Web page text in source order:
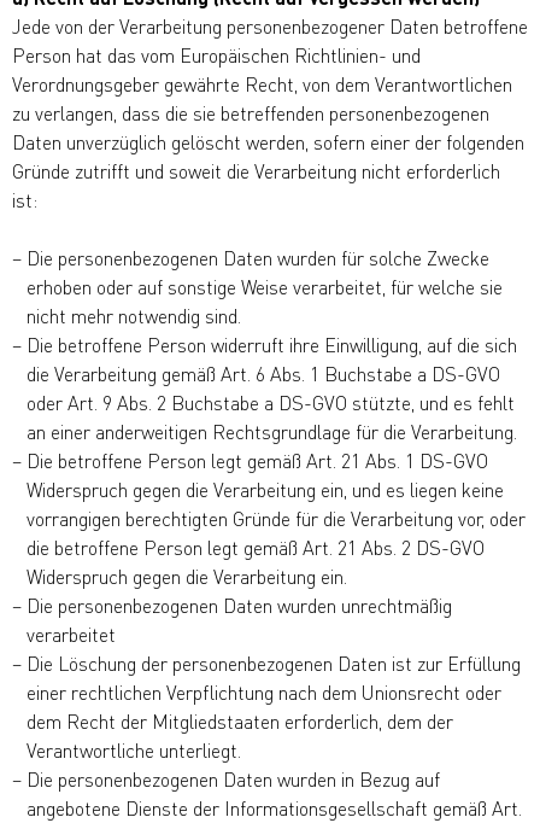
Jede von der Verarbeitung personenbezogener Daten betroffene
Person hat das vom Europäischen Richtlinien- und
Verordnungsgeber gewährte Recht, von dem Verantwortlichen
zu verlangen, dass die sie betreffenden personenbezogenen
Daten unverzüglich gelöscht werden, sofern einer der folgenden
Gründe zutrifft und soweit die Verarbeitung nicht erforderlich
ist:
Die personenbezogenen Daten wurden für solche Zwecke
erhoben oder auf sonstige Weise verarbeitet, für welche sie
nicht mehr notwendig sind.
Die betroffene Person widerruft ihre Einwilligung, auf die sich
die Verarbeitung gemäß Art. 6 Abs. 1 Buchstabe a DS-GVO
oder Art. 9 Abs. 2 Buchstabe a DS-GVO stützte, und es fehlt
an einer anderweitigen Rechtsgrundlage für die Verarbeitung.
Die betroffene Person legt gemäß Art. 21 Abs. 1 DS-GVO
Widerspruch gegen die Verarbeitung ein, und es liegen keine
vorrangigen berechtigten Gründe für die Verarbeitung vor, oder
die betroffene Person legt gemäß Art. 21 Abs. 2 DS-GVO
Widerspruch gegen die Verarbeitung ein.
Die personenbezogenen Daten wurden unrechtmäßig
verarbeitet
Die Löschung der personenbezogenen Daten ist zur Erfüllung
einer rechtlichen Verpflichtung nach dem Unionsrecht oder
dem Recht der Mitgliedstaaten erforderlich, dem der
Verantwortliche unterliegt.
Die personenbezogenen Daten wurden in Bezug auf
angebotene Dienste der Informationsgesellschaft gemäß Art.